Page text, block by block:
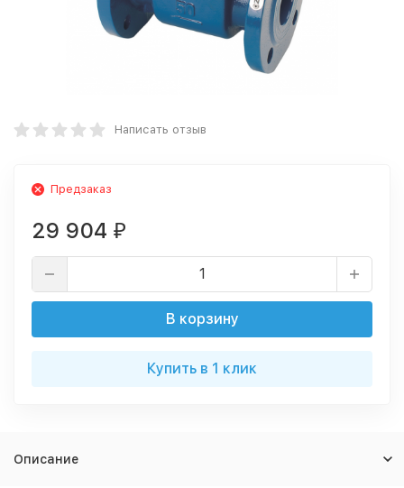
Написать отзыв
Предзаказ
29 904 ₽
В корзину
Купить в 1 клик
Описание